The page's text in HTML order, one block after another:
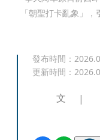
「朝聖打卡亂象」
發布時間：
更新時間：
文